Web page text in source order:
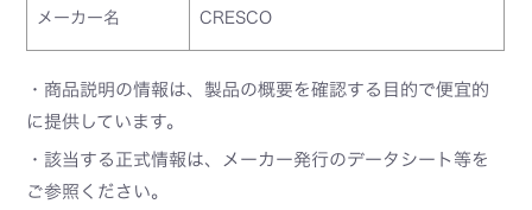
メーカー名 CRESCO
・商品説明の情報は、製品の概要を確認する目的で便宜的
に提供しています。
・該当する正式情報は、メーカー発行のデータシート等を
ご参照ください。